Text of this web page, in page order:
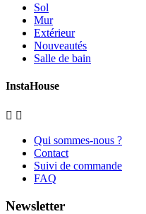
Sol
Mur
Extérieur
Nouveautés
Salle de bain
InstaHouse
 
Qui sommes-nous ?
Contact
Suivi de commande
FAQ
Newsletter